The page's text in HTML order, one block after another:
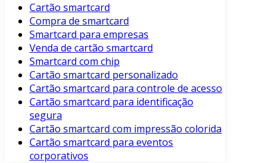
Cartão smartcard
Compra de smartcard
Smartcard para empresas
Venda de cartão smartcard
Smartcard com chip
Cartão smartcard personalizado
Cartão smartcard para controle de acesso
Cartão smartcard para identificação
segura
Cartão smartcard com impressão colorida
Cartão smartcard para eventos
corporativos